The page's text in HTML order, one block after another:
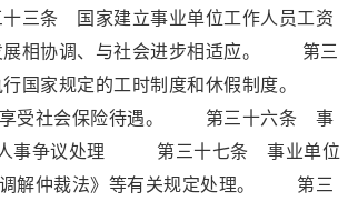
三条 国家建立事业单位工作人员工资
展相协调、与社会进步相适应。 第三
国家规定的工时制度和休假制度。
享受社会保险待遇。 第三十六条 事
人事争议处理 第三十七条 事业单位
调解仲裁法》等有关规定处理。 第三